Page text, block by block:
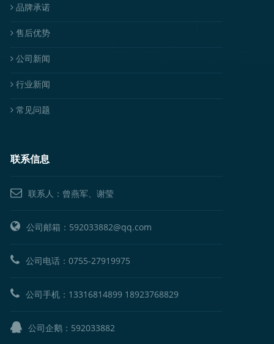
品牌承诺
售后优势
公司新闻
行业新闻
常见问题
联系信息
联系人：曾燕军、谢莹
公司邮箱：592033882@qq.com
公司电话：0755-27919975
公司手机： 13316814899 18923768829
公司企鹅： 592033882